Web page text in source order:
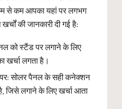
से कम आपका यहां पर लगभग
की जानकारी दी गई है:
को स्टैंड पर लगाने के लिए
खर्चा लगता है।
सोलर पैनल के सही कनेक्शन
जिसे लगाने के लिए खर्चा आता